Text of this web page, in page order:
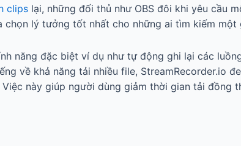
clips lại, những đối thủ như OBS đôi khi yêu cầu
chọn lý tưởng tốt nhất cho những ai tìm kiếm một
năng đặc biệt ví dụ như tự động ghi lại các
về khả năng tải nhiều file,
này giúp người dùng giảm thời gian tải